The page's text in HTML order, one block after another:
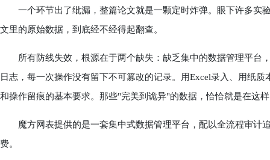
一个环节出了纰漏，整篇论文就是一颗定时炸弹。眼下许多实
文里的原始数据，到底经不经得起翻查。
所有防线失效，根源在于两个缺失：缺乏集中的数据管理平台
日志，每一次操作没有留下不可篡改的记录。用Excel录入、用纸
和操作留痕的基本要求。那些"完美到诡异"的数据，恰恰就是在这
魔方网表提供的是一套集中式数据管理平台，配以全流程审计
费。